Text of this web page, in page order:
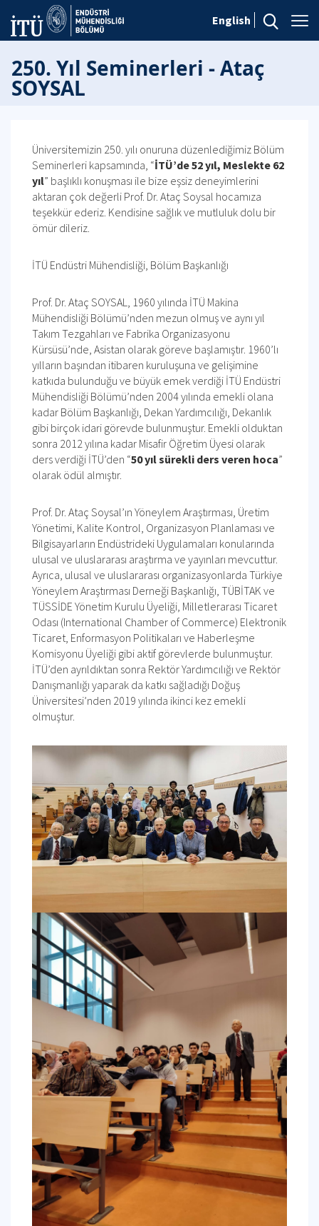
English
250. Yıl Seminerleri - Ataç
SOYSAL
Üniversitemizin 250. yılı onuruna düzenlediğimiz Bölüm
Seminerleri kapsamında, “İTÜ’de 52 yıl, Meslekte 62
yıl” başlıklı konuşması ile bize eşsiz deneyimlerini
aktaran çok değerli Prof. Dr. Ataç Soysal hocamıza
teşekkür ederiz. Kendisine sağlık ve mutluluk dolu bir
ömür dileriz.
İTÜ Endüstri Mühendisliği, Bölüm Başkanlığı
Prof. Dr. Ataç SOYSAL, 1960 yılında İTÜ Makina
Mühendisliği Bölümü’nden mezun olmuş ve aynı yıl
Takım Tezgahları ve Fabrika Organizasyonu
Kürsüsü’nde, Asistan olarak göreve başlamıştır. 1960’lı
yılların başından itibaren kuruluşuna ve gelişimine
katkıda bulunduğu ve büyük emek verdiği İTÜ Endüstri
Mühendisliği Bölümü’nden 2004 yılında emekli olana
kadar Bölüm Başkanlığı, Dekan Yardımcılığı, Dekanlık
gibi birçok idari görevde bulunmuştur. Emekli olduktan
sonra 2012 yılına kadar Misafir Öğretim Üyesi olarak
ders verdiği İTÜ’den “50 yıl sürekli ders veren hoca”
olarak ödül almıştır.
Prof. Dr. Ataç Soysal’ın Yöneylem Araştırması, Üretim
Yönetimi, Kalite Kontrol, Organizasyon Planlaması ve
Bilgisayarların Endüstrideki Uygulamaları konularında
ulusal ve uluslararası araştırma ve yayınları mevcuttur.
Ayrıca, ulusal ve uluslararası organizasyonlarda Türkiye
Yöneylem Araştırması Derneği Başkanlığı, TÜBİTAK ve
TÜSSİDE Yönetim Kurulu Üyeliği, Milletlerarası Ticaret
Odası (International Chamber of Commerce) Elektronik
Ticaret, Enformasyon Politikaları ve Haberleşme
Komisyonu Üyeliği gibi aktif görevlerde bulunmuştur.
İTÜ’den ayrıldıktan sonra Rektör Yardımcılığı ve Rektör
Danışmanlığı yaparak da katkı sağladığı Doğuş
Üniversitesi’nden 2019 yılında ikinci kez emekli
olmuştur.